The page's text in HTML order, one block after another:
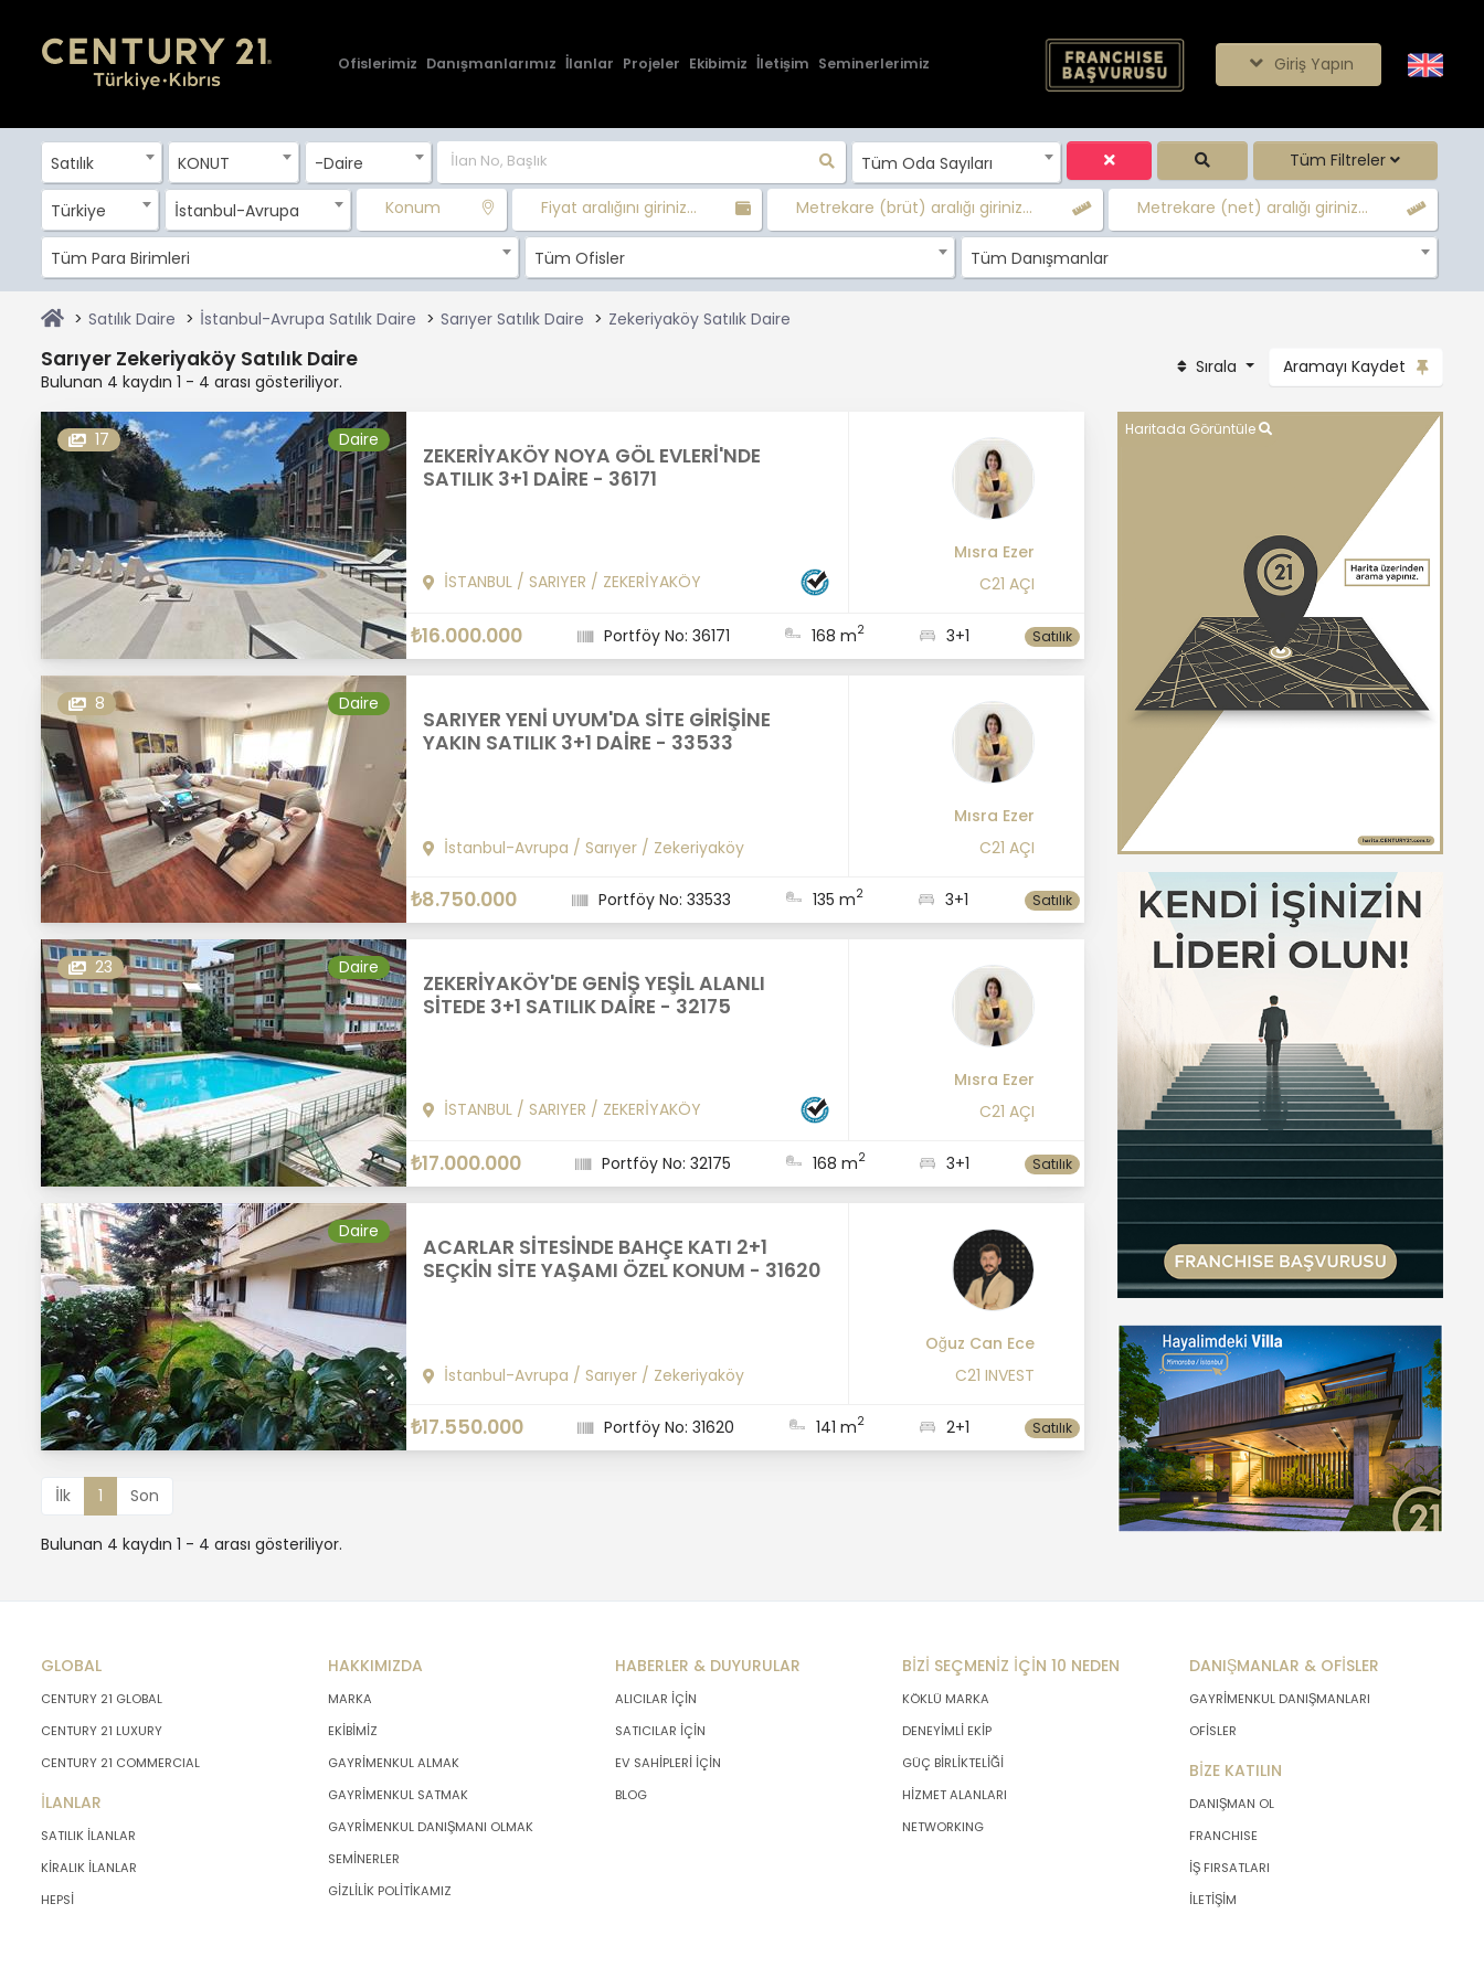
Ofislerimiz Danışmanlarımız İlanlar Projeler Ekibimiz İletişim Seminerlerimiz Giriş Yapın
Satılık KONUT -Daire Tüm Oda Sayıları Tüm Filtreler
Türkiye İstanbul-Avrupa Konum Fiyat aralığını giriniz... Metrekare (brüt) aralığı giriniz... Metrekare (net) aralığı giriniz...
Tüm Para Birimleri Tüm Ofisler Tüm Danışmanlar
Satılık Daire İstanbul-Avrupa Satılık Daire Sarıyer Satılık Daire Zekeriyaköy Satılık Daire
Sarıyer Zekeriyaköy Satılık Daire
Bulunan 4 kaydın 1 - 4 arası gösteriliyor.
Sırala Aramayı Kaydet
17 Daire
ZEKERİYAKÖY NOYA GÖL EVLERİ'NDE
SATILIK 3+1 DAİRE - 36171
İSTANBUL/ SARIYER / ZEKERİYAKÖY
Mısra Ezer
C21 AÇI
₺16.000.000 Portföy No: 36171 168 m2 3+1 Satılık
8 Daire
SARIYER YENİ UYUM'DA SİTE GİRİŞİNE
YAKIN SATILIK 3+1 DAİRE - 33533
İstanbul-Avrupa / Sarıyer/ Zekeriyaköy
Mısra Ezer
C21 AÇI
₺8.750.000 Portföy No: 33533 135 m2 3+1 Satılık
23 Daire
ZEKERİYAKÖY'DE GENİŞ YEŞİL ALANLI
SİTEDE 3+1 SATILIK DAİRE - 32175
İSTANBUL/ SARIYER / ZEKERİYAKÖY
Mısra Ezer
C21 AÇI
₺17.000.000 Portföy No: 32175 168 m2 3+1 Satılık
Daire
ACARLAR SİTESİNDE BAHÇE KATI 2+1
SEÇKİN SİTE YAŞAMI ÖZEL KONUM - 31620
İstanbul-Avrupa / Sarıyer/ Zekeriyaköy
Oğuz Can Ece
C21 INVEST
₺17.550.000 Portföy No: 31620 141 m2 2+1 Satılık
İlk 1 Son
Bulunan 4 kaydın 1 - 4 arası gösteriliyor.
Haritada Görüntüle
GLOBAL
CENTURY 21 GLOBAL
CENTURY 21 LUXURY
CENTURY 21 COMMERCIAL
İLANLAR
SATILIK İLANLAR
KİRALIK İLANLAR
HEPSİ
HAKKIMIZDA
MARKA
EKİBİMİZ
GAYRİMENKUL ALMAK
GAYRİMENKUL SATMAK
GAYRİMENKUL DANIŞMANI OLMAK
SEMİNERLER
GİZLİLİK POLİTİKAMIZ
HABERLER & DUYURULAR
ALICILAR İÇİN
SATICILAR İÇİN
EV SAHİPLERİ İÇİN
BLOG
BİZİ SEÇMENİZ İÇİN 10 NEDEN
KÖKLÜ MARKA
DENEYİMLİ EKİP
GÜÇ BİRLİKTELİĞİ
HİZMET ALANLARI
NETWORKING
DANIŞMANLAR & OFİSLER
GAYRİMENKUL DANIŞMANLARI
OFİSLER
BİZE KATILIN
DANIŞMAN OL
FRANCHISE
İŞ FIRSATLARI
İLETİŞİM